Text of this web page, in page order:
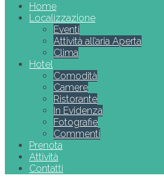
Home
Localizzazione
Eventi
Attività all’aria Aperta
Clima
Hotel
Comodità
Camere
Ristorante
In Evidenza
Fotografie
Commenti
Prenota
Attività
Contatti